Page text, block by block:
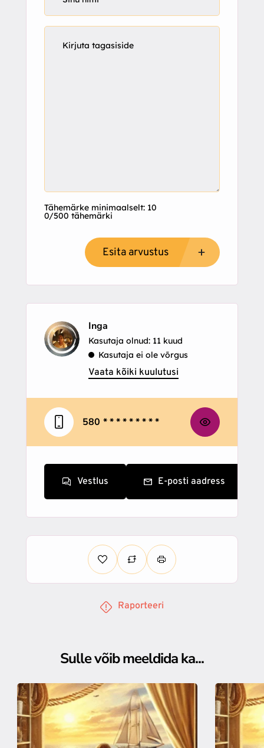
Tähemärke minimaalselt: 10
0/500 tähemärki
Esita arvustus
Inga
Kasutaja olnud: 11 kuud
Kasutaja ei ole võrgus
Vaata kõiki kuulutusi
580 * * * * * * * * *
Vestlus E-posti aadress
Raporteeri
Sulle võib meeldida ka...